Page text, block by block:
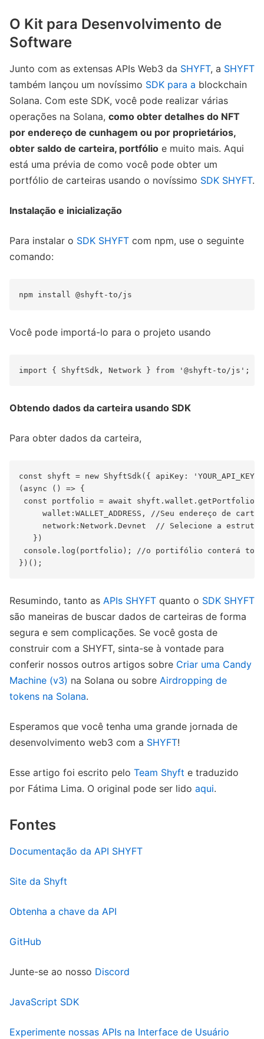
O Kit para Desenvolvimento de
Software
Junto com as extensas APIs Web3 da SHYFT, a SHYFT
também lançou um novíssimo SDK para a blockchain
Solana. Com este SDK, você pode realizar várias
operações na Solana, como obter detalhes do NFT
por endereço de cunhagem ou por proprietários,
obter saldo de carteira, portfólio e muito mais. Aqui
está uma prévia de como você pode obter um
portfólio de carteiras usando o novíssimo SDK SHYFT.
Instalação e inicialização
Para instalar o SDK SHYFT com npm, use o seguinte
comando:
Você pode importá-lo para o projeto usando
Obtendo dados da carteira usando SDK
Para obter dados da carteira,
const shyft = new ShyftSdk({ apiKey:
(async () => {
const portfolio = await shyft.wallet.getPortfolio({
wallet:WALLET_ADDRESS, //Seu endereço de
network:Network.Devnet  // Selecione a
   })
console.log(portfolio); //o portifólio conterá
Resumindo, tanto as APIs SHYFT quanto o SDK SHYFT
são maneiras de buscar dados de carteiras de forma
segura e sem complicações. Se você gosta de
construir com a SHYFT, sinta-se à vontade para
conferir nossos outros artigos sobre Criar uma Candy
Machine (v3) na Solana ou sobre Airdropping de
tokens na Solana.
Esperamos que você tenha uma grande jornada de
desenvolvimento web3 com a SHYFT!
Esse artigo foi escrito pelo Team Shyft e traduzido
por Fátima Lima. O original pode ser lido aqui.
Fontes
Documentação da API SHYFT
Site da Shyft
Obtenha a chave da API
GitHub
Junte-se ao nosso Discord
JavaScript SDK
Experimente nossas APIs na Interface de Usuário